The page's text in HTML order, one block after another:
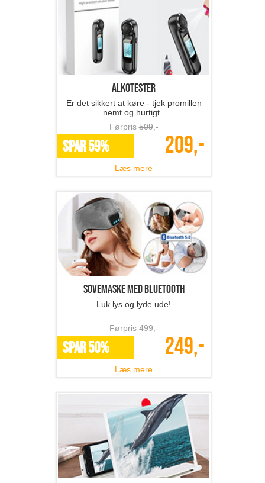
Alkotester
Er det sikkert at køre - tjek promillen
nemt og hurtigt..
Førpris509,-
SPAR 59% 209,-
Læs mere
Sovemaske med bluetooth
Luk lys og lyde ude!
Førpris499,-
SPAR 50% 249,-
Læs mere